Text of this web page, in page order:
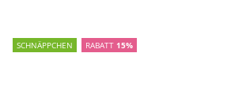
SCHNÄPPCHEN RABATT 15%